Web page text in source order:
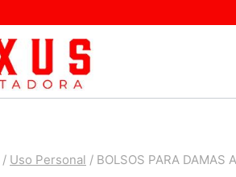
/ Uso Personal / BOLSOS PARA DAMAS